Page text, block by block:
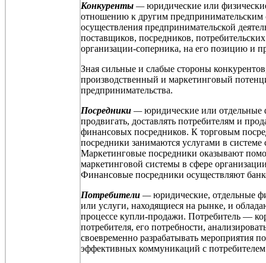
Конкуренты —юридические или
отношению к другим предпринимательским
осуществления предпринимательской
поставщиков, посредников,
организации-соперника, на его позицию и
Зная сильные и слабые стороны
производственный и маркетинговый
предпринимательства.
Посредники —юридические или отдельные
продвигать, доставлять потребителям и
финансовых посредников. К торговым
посредники занимаются услугами в
Маркетинговые посредники оказывают
маркетинговой системы в сфере
Финансовые посредники осуществляют
Потребители —юридические, отдельные
или услуги, находящиеся на рынке, и
процессе купли-продажи. Потребитель —
потребителя, его потребности,
своевременно разрабатывать мероприятия
эффективных коммуникаций с